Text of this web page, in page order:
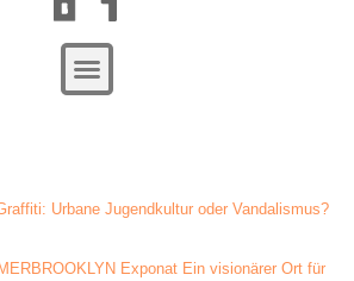
Urbane Jugendkultur oder Vandalismus?
Exponat Ein visionärer Ort für